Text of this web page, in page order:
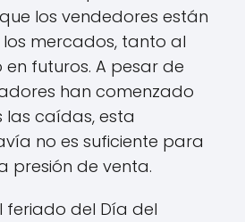
los vendedores están
mercados, tanto al
futuros. A pesar de
han comenzado
caídas, esta
no es suficiente para
presión de venta.
feriado del Día del